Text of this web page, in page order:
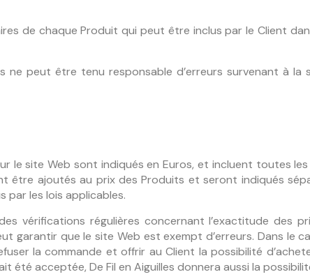
de chaque Produit qui peut être inclus par le Client
ne peut être tenu responsable d’erreurs survenant à la
le site Web sont indiqués en Euros, et incluent toutes
être ajoutés au prix des Produits et seront indiqués
par les lois applicables.
vérifications régulières concernant l’exactitude des
garantir que le site Web est exempt d’erreurs. Dans le
la commande et offrir au Client la possibilité
été acceptée, De Fil en Aiguilles donnera aussi la